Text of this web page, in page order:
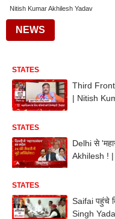
Nitish Kumar Akhilesh Yadav
NEWS
STATES
Third
| Nitish
STATES
Delhi से
Akhilesh !
STATES
Saifai पहुंचे
Singh